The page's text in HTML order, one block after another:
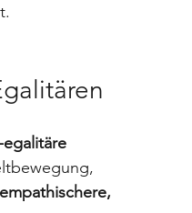
egalitäre
empathischere,